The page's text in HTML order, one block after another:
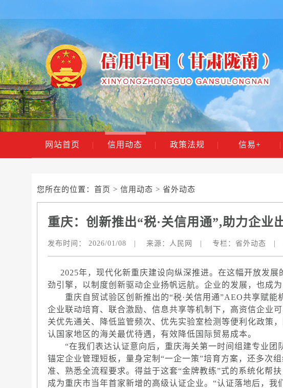
网站首页 | 信用动态 | 政策法规 | 信易+ |
您所在的位置： 首页 > 信用动态 > 省外动态
重庆：创新推出“税·关信用通”,助力企业
发布时间： 2026/01/08 来源： 人民网 专栏： 省外动态
2025年，现代化新重庆建设向纵深推进。在这幅开放发展
劲引擎，以制度创新驱动企业扬帆远航。企业的发展，也成为
重庆自贸试验区创新推出的“税·关信用通”AEO共享赋能
企业联动培育、联合激励、信息共享等机制下，高资信企业
关优先通关、降低监管频次、优先实验室检测等便利化政策
认国家地区的海关最优待遇，有效降低国际贸易成本。
“在我们表达认证意向后，重庆海关第一时间组建专业团
锚定企业管理短板，量身定制“一企一策”培育方案，还多次
准、熟悉全流程要求。得益于这套“金牌教练”式的系统化帮
成为重庆市当年首家新增的高级认证企业。“认证落地后，